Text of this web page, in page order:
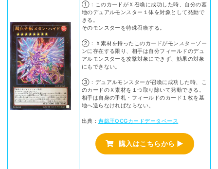
①：このカードがＸ召喚に成功した時、自分の墓
地のデュアルモンスター１体を対象として発動で
きる。
そのモンスターを特殊召喚する。
②：Ｘ素材を持ったこのカードがモンスターゾー
ンに存在する限り、相手は自分フィールドのデュ
アルモンスターを攻撃対象にできず、効果の対象
にもできない。
③：デュアルモンスターが召喚に成功した時、こ
のカードのＸ素材を１つ取り除いて発動できる。
相手は自身の手札・フィールドのカード１枚を墓
地へ送らなければならない。
出典：遊戯王OCGカードデータベース
購入はこちらから ▶